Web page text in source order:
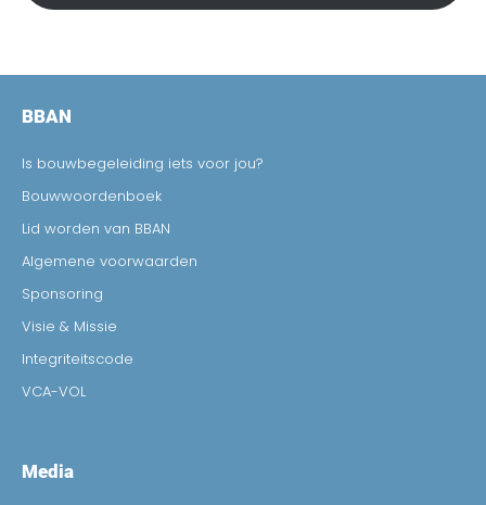
BBAN
Is bouwbegeleiding iets voor jou?
Bouwwoordenboek
Lid worden van BBAN
Algemene voorwaarden
Sponsoring
Visie & Missie
Integriteitscode
VCA-VOL
Media